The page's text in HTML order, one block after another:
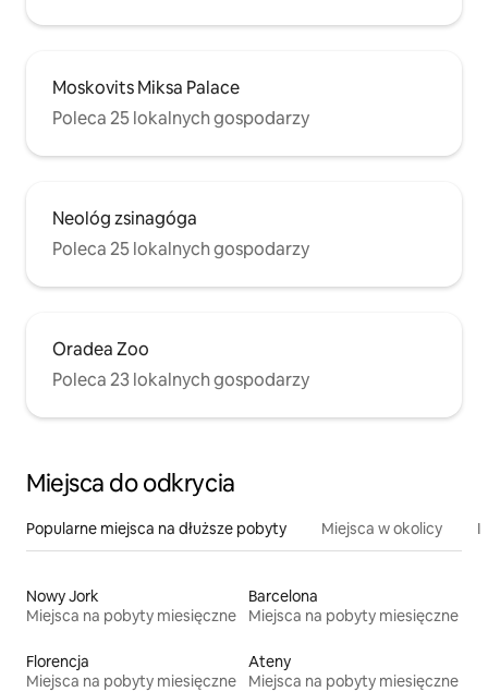
Moskovits Miksa Palace
Poleca 25 lokalnych gospodarzy
Neológ zsinagóga
Poleca 25 lokalnych gospodarzy
Oradea Zoo
Poleca 23 lokalnych gospodarzy
Miejsca do odkrycia
Popularne miejsca na dłuższe pobyty Miejsca w okolicy
Nowy Jork
Miejsca na pobyty miesięczne
Barcelona
Miejsca na pobyty miesięczne
Florencja
Miejsca na pobyty miesięczne
Ateny
Miejsca na pobyty miesięczne